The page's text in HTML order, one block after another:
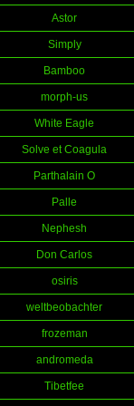
Astor
Simply
Bamboo
morph-us
White Eagle
Solve et Coagula
Parthalain O
Palle
Nephesh
Don Carlos
osiris
weltbeobachter
frozeman
andromeda
Tibetfee